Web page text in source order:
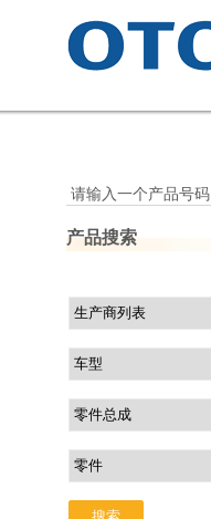
请输入一个产品号码
产品搜索